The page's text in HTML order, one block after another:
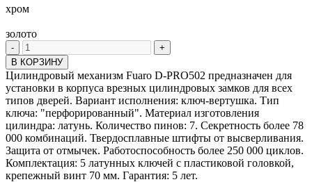
хром
золото
-
+
В КОРЗИНУ
Цилиндровый механизм Fuaro D-PRO502 предназначен для
установки в корпуса врезных цилиндровых замков для всех
типов дверей. Вариант исполнения: ключ-вертушка. Тип
ключа: "перфорированный". Материал изготовления
цилиндра: латунь. Количество пинов: 7. Секретность более 78
000 комбинаций. Твердосплавные штифты от высверливания.
Защита от отмычек. Работоспособность более 250 000 циклов.
Комплектация: 5 латунных ключей с пластиковой головкой,
крепежный винт 70 мм. Гарантия: 5 лет.